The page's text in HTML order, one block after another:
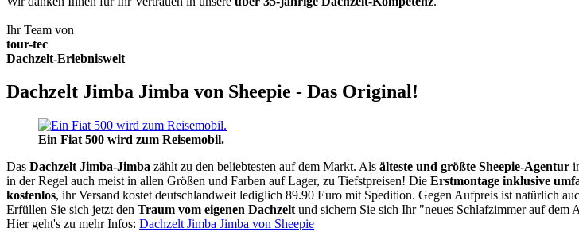
Ihr Team von
tour-tec
Dachzelt-Erlebniswelt
Dachzelt Jimba Jimba von Sheepie - Das Original!
Ein Fiat 500 wird zum Reisemobil.
Das Dachzelt Jimba-Jimba zählt zu den beliebtesten auf dem Markt. Als älteste und größte Sheepie-Agentur
in der Regel auch meist in allen Größen und Farben auf Lager, zu Tiefstpreisen! Die Erstmontage inklusive
kostenlos, ihr Versand kostet deutschlandweit lediglich 89.90 Euro mit Spedition. Gegen Aufpreis ist natürlich
Erfüllen Sie sich jetzt den Traum vom eigenen Dachzelt und sichern Sie sich Ihr "neues Schlafzimmer auf
Hier geht's zu mehr Infos: Dachzelt Jimba Jimba von Sheepie